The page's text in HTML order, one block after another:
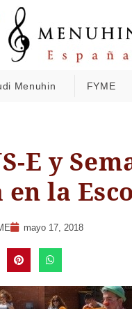
Menuhin FYME
E y
la
mayo 17, 2018